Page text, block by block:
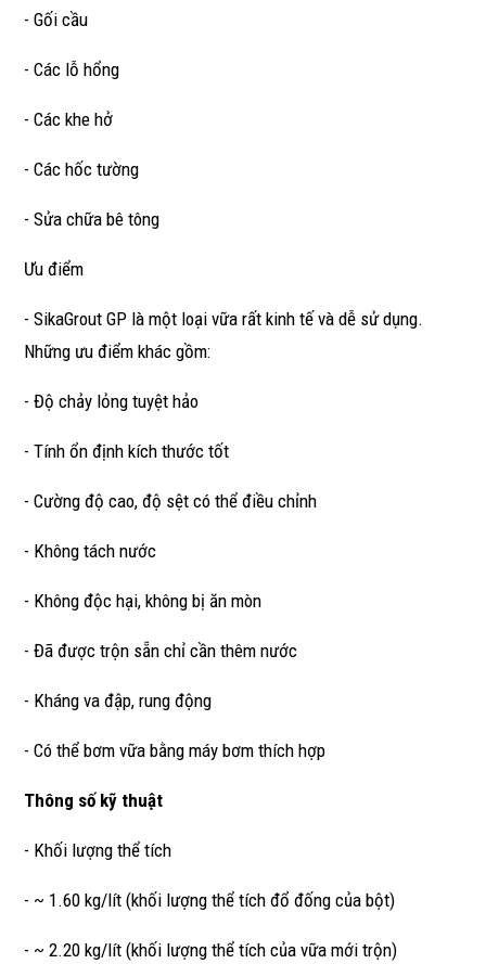
- Gối cầu
- Các lỗ hổng
- Các khe hở
- Các hốc tường
- Sửa chữa bê tông
Ưu điểm
- SikaGrout GP là một loại vữa rất kinh tế và dễ sử dụng.
Những ưu điểm khác gồm:
- Độ chảy lỏng tuyệt hảo
- Tính ổn định kích thước tốt
- Cường độ cao, độ sệt có thể điều chỉnh
- Không tách nước
- Không độc hại, không bị ăn mòn
- Đã được trộn sẵn chỉ cần thêm nước
- Kháng va đập, rung động
- Có thể bơm vữa bằng máy bơm thích hợp
Thông số kỹ thuật
- Khối lượng thể tích
- ~ 1.60 kg/lít (khối lượng thể tích đổ đống của bột)
- ~ 2.20 kg/lít (khối lượng thể tích của vữa mới trộn)